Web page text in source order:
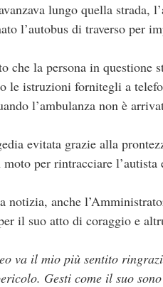
lungo quella strada,
l’autobus di traverso per
che la persona in questione
le istruzioni fornitegli a
l’ambulanza non è
evitata grazie alla
moto per rintracciare
notizia, anche
il suo atto di coraggio e
va il mio più sentito
Gesti come il suo